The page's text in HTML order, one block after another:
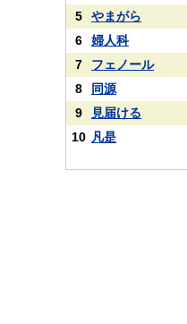
5
やまがら
6
婦人科
7
フェノール
8
同源
9
見届ける
10 凡是